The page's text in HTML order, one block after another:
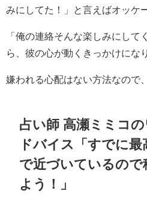
みにしてた！」と言えばオッケ
「俺の連絡そんな楽しみにして
ら、彼の心が動くきっかけにな
嫌われる心配はない方法なので
占い師 高瀬ミミコ
ドバイス「すでに
で近づいているので
よう！」